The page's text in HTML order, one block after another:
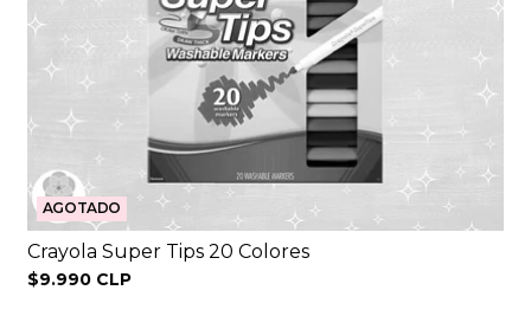
AGOTADO
Crayola Super Tips 20 Colores
$9.990 CLP